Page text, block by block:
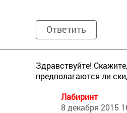
Ответить
Здравствуйте!
предполагаются ли
Лабиринт
8 декабря 2015